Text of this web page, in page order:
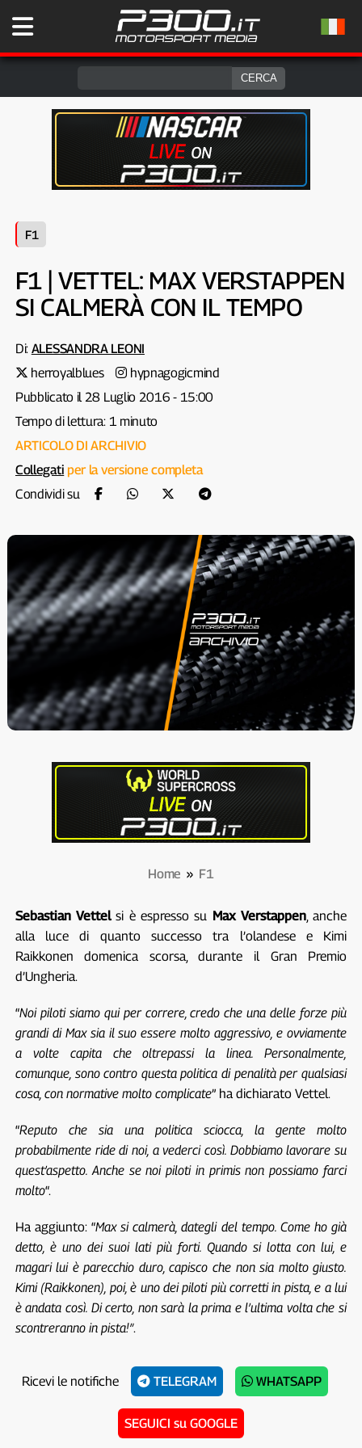
F1
F1 | VETTEL: MAX VERSTAPPEN
SI CALMERÀ CON IL TEMPO
Di: ALESSANDRA LEONI
herroyalblues
hypnagogicmind
Pubblicato il 28 Luglio 2016 - 15:00
Tempo di lettura: 1 minuto
ARTICOLO DI ARCHIVIO
Collegati per la versione completa
Condividi su
Home » F1
Sebastian Vettelsi è espresso su Max Verstappen, anche
alla luce di quanto successo tra l’olandese e Kimi
Raikkonen domenica scorsa, durante il Gran Premio
d’Ungheria.
“Noi piloti siamo qui per correre, credo che una delle forze più
grandi di Max sia il suo essere molto aggressivo, e ovviamente
a volte capita che oltrepassi la linea. Personalmente,
comunque, sono contro questa politica di penalità per qualsiasi
cosa, con normative molto complicate” ha dichiarato Vettel.
“Reputo che sia una politica sciocca, la gente molto
probabilmente ride di noi, a vederci così. Dobbiamo lavorare su
quest’aspetto. Anche se noi piloti in primis non possiamo farci
molto“.
Ha aggiunto: “Max si calmerà, dategli del tempo. Come ho già
detto, è uno dei suoi lati più forti. Quando si lotta con lui, e
magari lui è parecchio duro, capisco che non sia molto giusto.
Kimi (Raikkonen), poi, è uno dei piloti più corretti in pista, e a lui
è andata così. Di certo, non sarà la prima e l’ultima volta che si
scontreranno in pista!”.
Ricevi le notifiche TELEGRAM WHATSAPP
SEGUICI su GOOGLE